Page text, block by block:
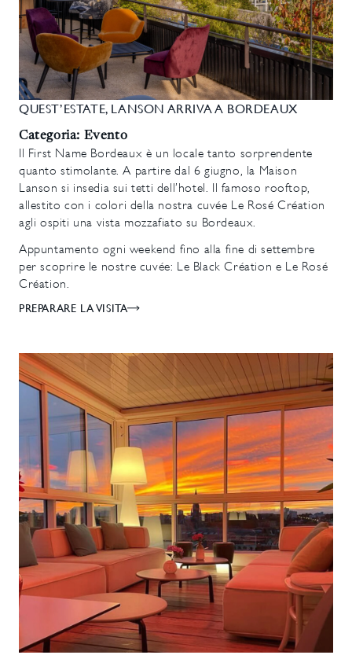
QUEST’ESTATE, LANSON ARRIVA A BORDEAUX
Categoria: Evento
Il First Name Bordeaux è un locale tanto sorprendente
quanto stimolante. A partire dal 6 giugno, la Maison
Lanson si insedia sui tetti dell’hotel. Il famoso rooftop,
allestito con i colori della nostra cuvée Le Rosé Création
agli ospiti una vista mozzafiato su Bordeaux.
Appuntamento ogni weekend fino alla fine di settembre
per scoprire le nostre cuvée: Le Black Création e Le Rosé
Création.
PREPARARE LA VISITA